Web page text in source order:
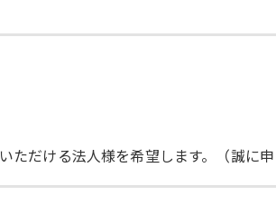
だける法人様を希望します。（誠に